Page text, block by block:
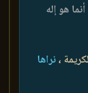
هو إله
نراها